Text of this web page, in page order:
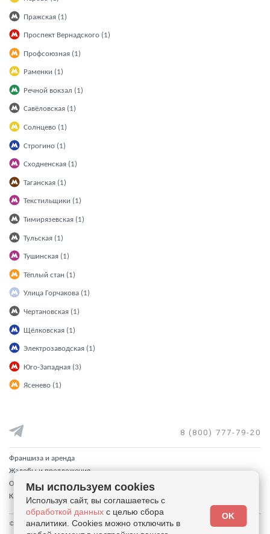
Пражская (1)
Проспект Вернадского (1)
Профсоюзная (1)
Раменки (1)
Речной вокзал (1)
Савёловская (1)
Солнцево (1)
Строгино (1)
Сходненская (1)
Таганская (1)
Текстильщики (1)
Тимирязевская (1)
Тульская (1)
Тушинская (1)
Тёплый стан (1)
Улица Горчакова (1)
Чертановская (1)
Щёлковская (1)
Электрозаводская (1)
Юго-Западная (3)
Ясенево (1)
Франшиза и аренда
Жалобы и предложения
Отписаться от рассылки
Кабинет
8 (800) 777-79-20
© 2026 - "Столичный гардероб" магазины приличного секонда. Все права защищены.
Мы используем cookies
Используя сайт, вы соглашаетесь с
обработкой данныхс целью сбора
аналитики. Cookies можно отключить в
OK